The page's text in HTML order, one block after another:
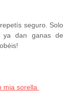
seguro. Solo
dan ganas de
mia sorella